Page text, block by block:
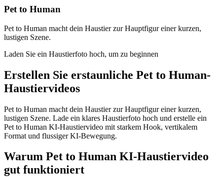
Pet to Human
Pet to Human macht dein Haustier zur Hauptfigur einer kurzen,
lustigen Szene.
Laden Sie ein Haustierfoto hoch, um zu beginnen
Erstellen Sie erstaunliche Pet to Human-
Haustiervideos
Pet to Human macht dein Haustier zur Hauptfigur einer kurzen,
lustigen Szene. Lade ein klares Haustierfoto hoch und erstelle ein
Pet to Human KI-Haustiervideo mit starkem Hook, vertikalem
Format und flussiger KI-Bewegung.
Warum Pet to Human KI-Haustiervideo
gut funktioniert